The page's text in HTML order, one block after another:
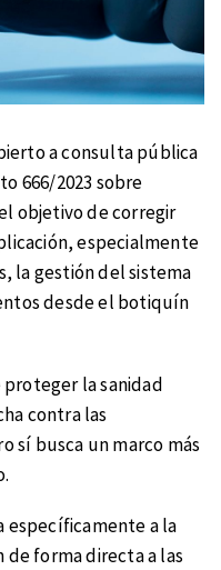
a consulta pública
666/2023 sobre
objetivo de corregir
especialmente
la gestión del sistema
desde el botiquín
la sanidad
contra las
sí busca un marco más
específicamente a la
forma directa a las